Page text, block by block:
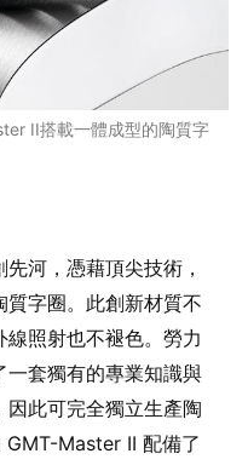
II搭載一體成型的陶質字
河，憑藉頂尖技術，
字圈。此創新材質不
照射也不褪色。勞力
一套獨有的專業知識與
此可完全獨立生產陶
Master II 配備了